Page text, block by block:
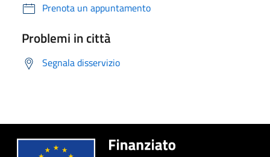
Prenota un appuntamento
Problemi in città
Segnala disservizio